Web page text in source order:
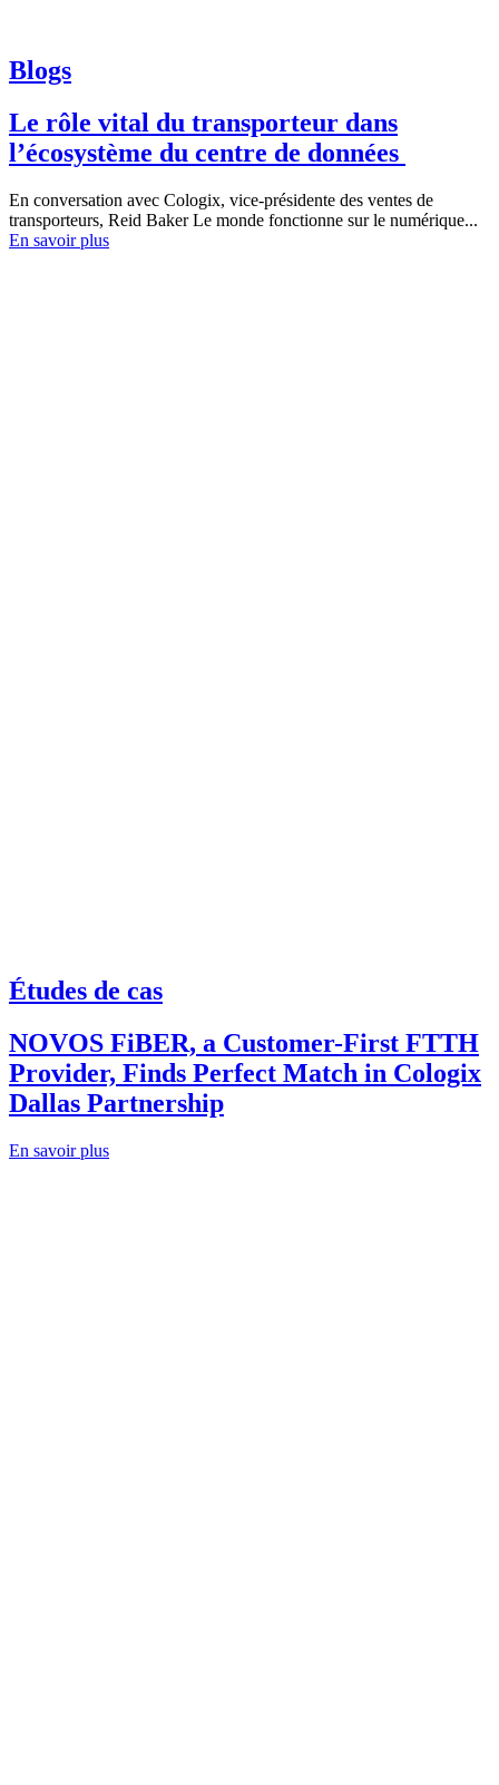
Blogs
Le rôle vital du transporteur dans
l’écosystème du centre de données
En conversation avec Cologix, vice-présidente des ventes de
transporteurs, Reid Baker Le monde fonctionne sur le numérique...
En savoir plus
Études de cas
NOVOS FiBER, a Customer-First FTTH
Provider, Finds Perfect Match in Cologix
Dallas Partnership
En savoir plus